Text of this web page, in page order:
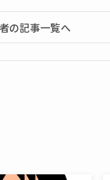
の記事一覧へ